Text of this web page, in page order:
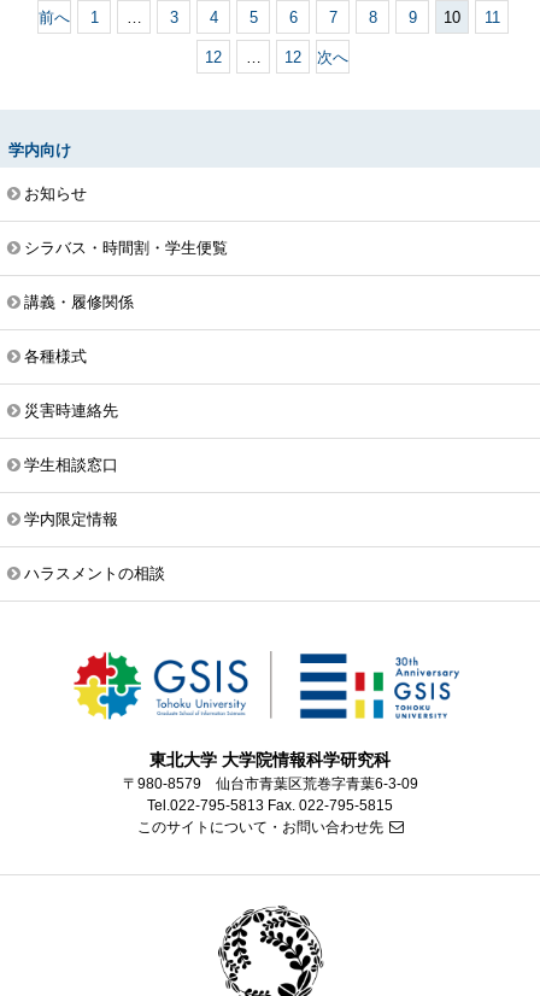
前へ 1 … 3 4 5 6 7 8 9 10 11
12 … 12 次へ
学内向け
お知らせ
シラバス・時間割・学生便覧
講義・履修関係
各種様式
災害時連絡先
学生相談窓口
学内限定情報
ハラスメントの相談
東北大学 大学院情報科学研究科
〒980-8579 仙台市青葉区荒巻字青葉6-3-09
Tel.022-795-5813 Fax. 022-795-5815
このサイトについて・お問い合わせ先